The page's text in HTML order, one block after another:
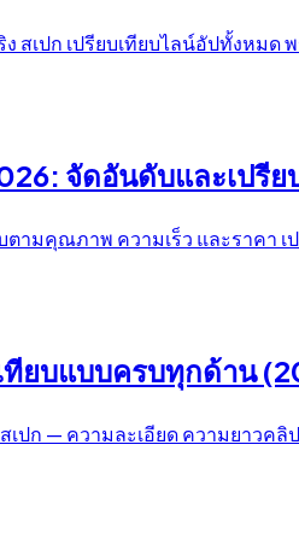
สเปก เปรียบเทียบไลน์อัปทั้งห
จัดอันดับและเปรีย
มคุณภาพ ความเร็ว และราคา เ
ทียบแบบครบทุกด้าน
ปก — ความละเอียด ความยาวคลิ